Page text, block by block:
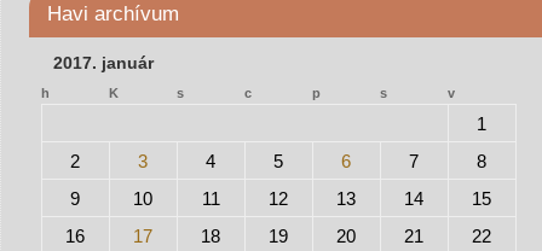
Havi archívum
2017. január
h K s c p s v
1
2
3 4 5 6 7
8
9
10 11 12 13 14
15
16
17 18 19 20 21
22